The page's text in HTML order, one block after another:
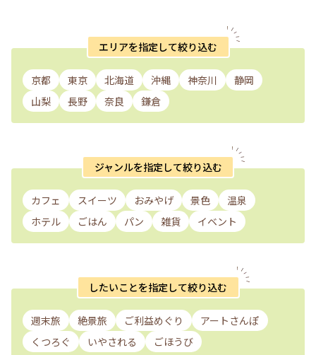
エリアを指定して絞り込む
京都 東京 北海道 沖縄 神奈川
静岡
山梨
長野 奈良 鎌倉
ジャンルを指定して絞り込む
カフェ スイーツ おみやげ 景色
温泉
ホテル
ごはん パン 雑貨 イベント
したいことを指定して絞り込む
週末旅 絶景旅 ご利益めぐり
アートさんぽ
くつろぐ
いやされる ごほうび